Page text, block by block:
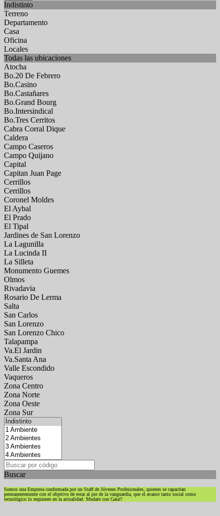
Indistinto
Terreno
Departamento
Casa
Oficina
Locales
Todas las ubicaciones
Atocha
Bo.20 De Febrero
Bo.Casino
Bo.Castañares
Bo.Grand Bourg
Bo.Intersindical
Bo.Tres Cerritos
Cabra Corral Dique
Caldera
Campo Caseros
Campo Quijano
Capital
Capitan Juan Page
Cerrillos
Cerrillos
Coronel Moldes
El Aybal
El Prado
El Tipal
Jardines de San Lorenzo
La Lagunilla
La Lucinda II
La Silleta
Monumento Guemes
Olmos
Rivadavia
Rosario De Lerma
Salta
San Carlos
San Lorenzo
San Lorenzo Chico
Talapampa
Va.El Jardin
Va.Santa Ana
Valle Escondido
Vaqueros
Zona Centro
Zona Norte
Zona Oeste
Zona Sur
Buscar
Somos una Empresa conformada por un Staff de Jóvenes Profesionales, quienes se capacitan
permanentemente con el objetivo de estar al pie de la vanguardia, que el avance tanto social como
tecnológico lo requieren en la actualidad. Mudate con Gaia!!